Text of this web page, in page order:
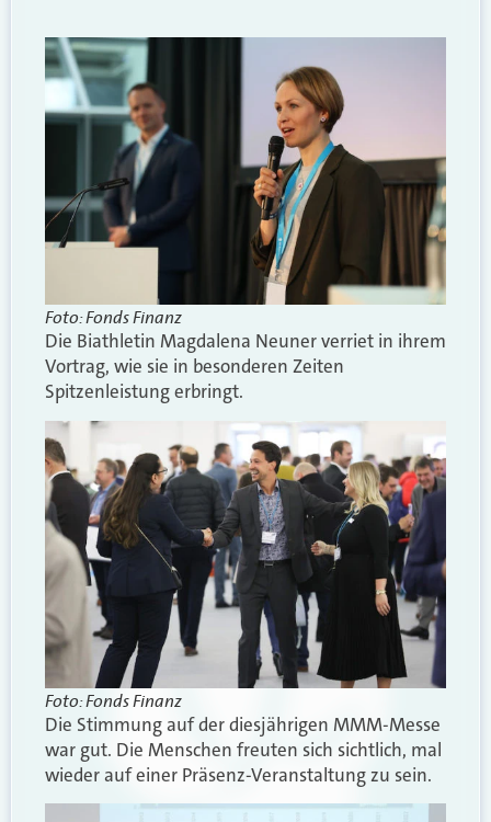
Foto: Fonds Finanz
Die Biathletin Magdalena Neuner verriet in ihrem
Vortrag, wie sie in besonderen Zeiten
Spitzenleistung erbringt.
Foto: Fonds Finanz
Die Stimmung auf der diesjährigen MMM-Messe
war gut. Die Menschen freuten sich sichtlich, mal
wieder auf einer Präsenz-Veranstaltung zu sein.